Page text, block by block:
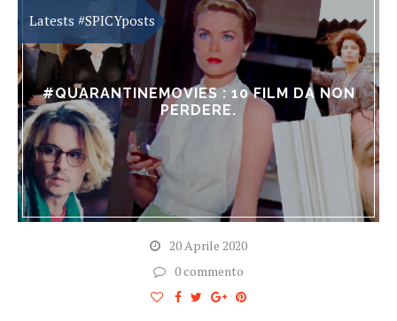
#QUARANTINEMOVIES : 10 FILM DA NON
PERDERE.
20 Aprile 2020
0 commento